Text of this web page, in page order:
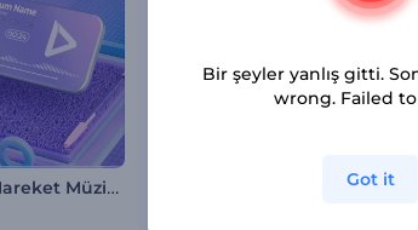
Kinetik Hareket Müzik Görselleştirici Retro-Fütüristik Müzik Görselleştirici
Bir şeyler yanlış gitti.
wrong. Failed
Got it